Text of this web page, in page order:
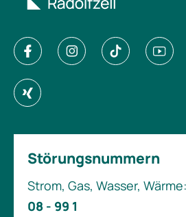
Störungsnummern
Strom, Gas, Wasser, Wärme:
08 - 99 1